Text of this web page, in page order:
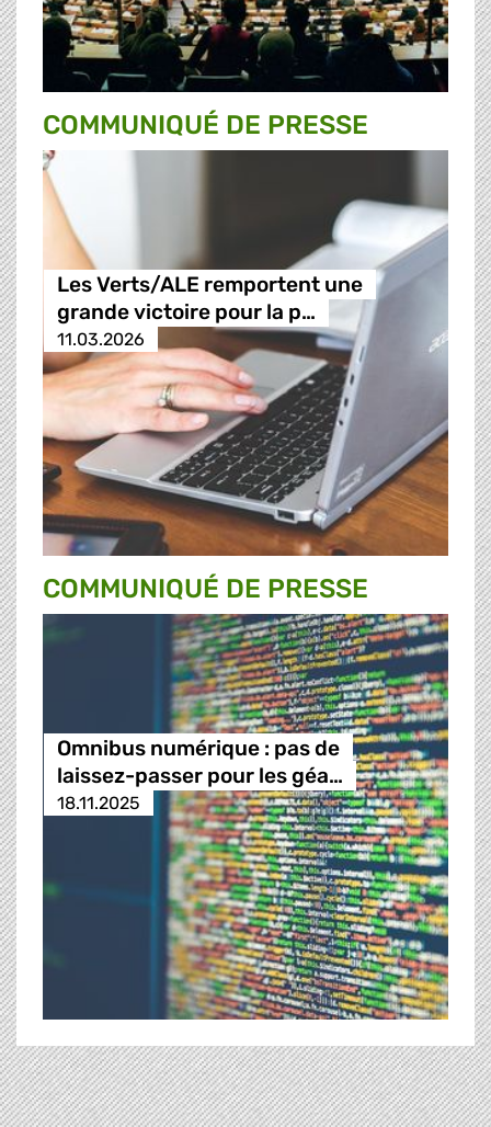
COMMUNIQUÉ DE PRESSE
Les Verts/ALE remportent une
grande victoire pour la p…
11.03.2026
COMMUNIQUÉ DE PRESSE
Omnibus numérique : pas de
laissez-passer pour les géa…
18.11.2025